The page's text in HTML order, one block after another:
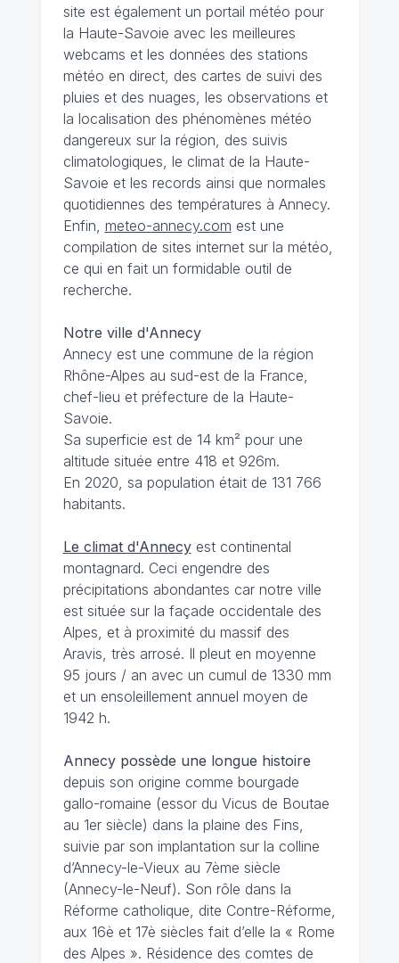
site est également un portail météo pour
la Haute-Savoie avec les meilleures
webcams et les données des stations
météo en direct, des cartes de suivi des
pluies et des nuages, les observations et
la localisation des phénomènes météo
dangereux sur la région, des suivis
climatologiques, le climat de la Haute-
Savoie et les records ainsi que normales
quotidiennes des températures à Annecy.
Enfin, meteo-annecy.com est une
compilation de sites internet sur la météo,
ce qui en fait un formidable outil de
recherche.
Notre ville d'Annecy
Annecy est une commune de la région
Rhône-Alpes au sud-est de la France,
chef-lieu et préfecture de la Haute-
Savoie.
Sa superficie est de 14 km² pour une
altitude située entre 418 et 926m.
En 2020, sa population était de 131 766
habitants.
Le climat d'Annecyest continental
montagnard. Ceci engendre des
précipitations abondantes car notre ville
est située sur la façade occidentale des
Alpes, et à proximité du massif des
Aravis, très arrosé. Il pleut en moyenne
95 jours / an avec un cumul de 1330 mm
et un ensoleillement annuel moyen de
1942 h.
Annecy possède une longue histoire
depuis son origine comme bourgade
gallo-romaine (essor du Vicus de Boutae
au 1er siècle) dans la plaine des Fins,
suivie par son implantation sur la colline
d’Annecy-le-Vieux au 7ème siècle
(Annecy-le-Neuf). Son rôle dans la
Réforme catholique, dite Contre-Réforme,
aux 16è et 17è siècles fait d’elle la « Rome
des Alpes ». Résidence des comtes de